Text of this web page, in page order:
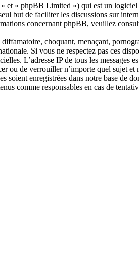
« phpBB Limited ») qui est un logiciel
but de faciliter les discussions sur
concernant phpBB, veuillez
choquant, menaçant,
Si vous ne respectez pas ces
L’adresse IP de tous les
de verrouiller n’importe quel sujet et
soient enregistrées dans notre base de
comme responsables en cas de